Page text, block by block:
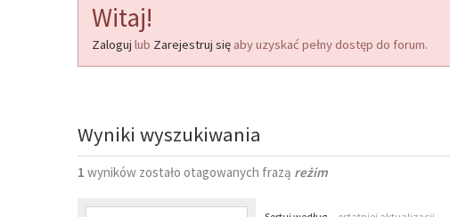
Witaj!
Zaloguj lub Zarejestruj się aby uzyskać pełny dostęp do forum.
Wyniki wyszukiwania
1 wyników zostało otagowanych frazą reżim